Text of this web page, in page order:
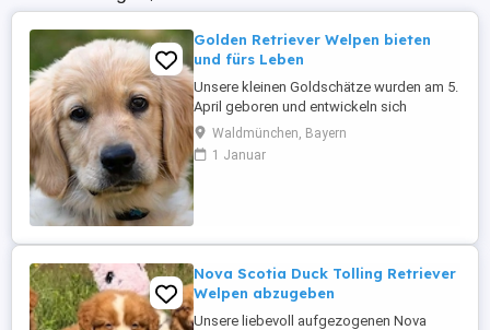
Golden Retriever Welpen bieten
und fürs Leben
Unsere kleinen Goldschätze wurden am 5.
April geboren und entwickeln sich
seitdem prächtig. Sie wachsen mitten im
Familienalltag auf und werden mit viel Zeit,
Ruhe und über 30 Jahren Erfahrung in der
Waldmünchen, Bayern
1 Januar
Nova Scotia Duck Tolling Retriever
Welpen abzugeben
Unsere liebevoll aufgezogenen Nova